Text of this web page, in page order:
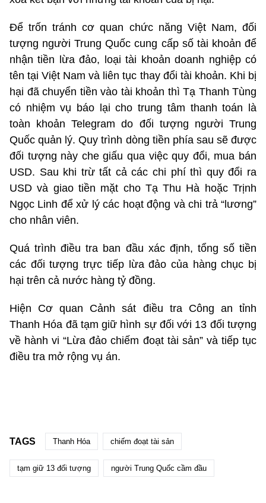
Để trốn tránh cơ quan chức năng Việt Nam, đối
tượng người Trung Quốc cung cấp số tài khoản để
nhận tiền lừa đảo, loại tài khoản doanh nghiệp có
tên tại Việt Nam và liên tục thay đổi tài khoản. Khi bị
hại đã chuyển tiền vào tài khoản thì Tạ Thanh Tùng
có nhiệm vụ báo lại cho trung tâm thanh toán là
toàn khoản Telegram do đối tượng người Trung
Quốc quản lý. Quy trình dòng tiền phía sau sẽ được
đối tượng này che giấu qua việc quy đổi, mua bán
USD. Sau khi trừ tất cả các chi phí thì quy đổi ra
USD và giao tiền mặt cho Tạ Thu Hà hoặc Trịnh
Ngọc Linh để xử lý các hoạt động và chi trả “lương”
cho nhân viên.
Quá trình điều tra ban đầu xác định, tổng số tiền
các đối tượng trực tiếp lừa đảo của hàng chục bị
hại trên cả nước hàng tỷ đồng.
Hiện Cơ quan Cảnh sát điều tra Công an tỉnh
Thanh Hóa đã tạm giữ hình sự đối với 13 đối tượng
về hành vi “Lừa đảo chiếm đoạt tài sản” và tiếp tục
điều tra mở rộng vụ án.
TAGS Thanh Hóa chiếm đoạt tài sản
tạm giữ 13 đối tượng người Trung Quốc cầm đầu